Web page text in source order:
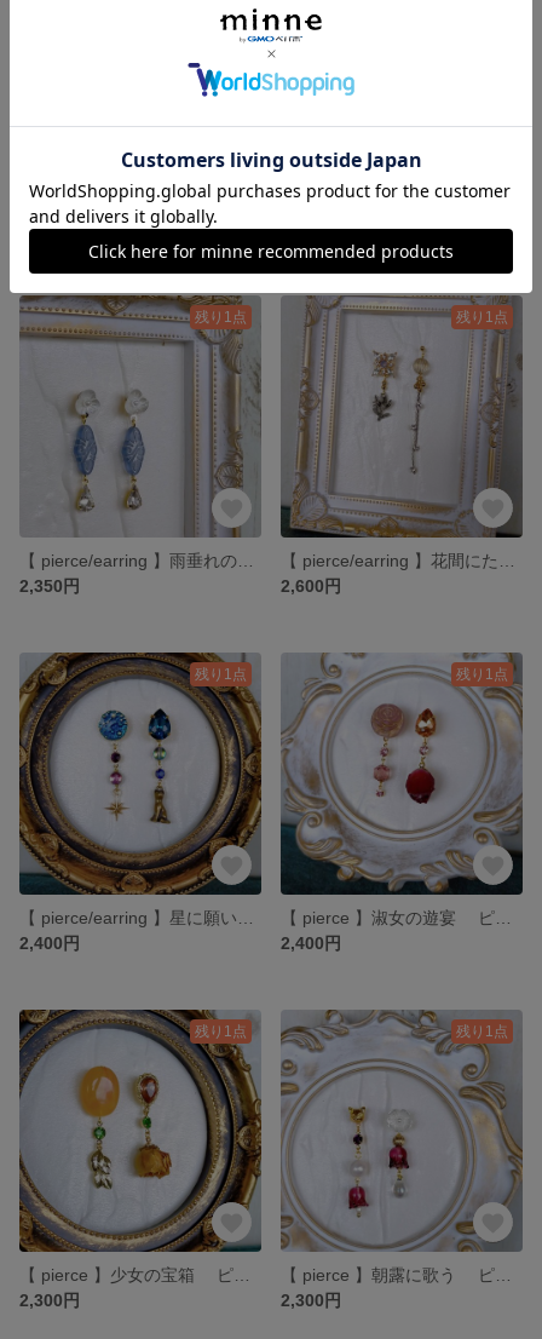
【 pierce/earring 】にんじん畑でつかまえて ピアス・イヤリング
2,450円
【 pierce/earring 】たまゆらの恋 ピアス・イヤリング
2,300円
残り1点
2,350円
残り1点
2,600円
残り1点
2,400円
残り1点
2,400円
残り1点
2,300円
残り1点
2,300円